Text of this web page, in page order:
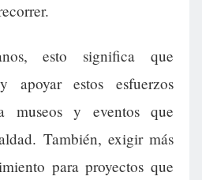
esto significa que
apoyar estos esfuerzos
museos y eventos que
También, exigir más
para proyectos que